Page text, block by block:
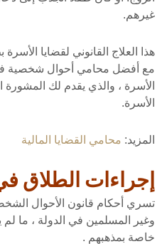
غيرهم.
هذا العلاج القانوني لقضايا
مع أفضل محامي أحوال شخصية
الأسرة ، والذي يقدم لك المشورة
الأسرة.
المزيد: محامي القضايا المالية
إجراءات الطلاق
تسري أحكام قانون الأحوال
وغير المسلمين في الدولة ، ما لم
خاصة بمذهبهم .